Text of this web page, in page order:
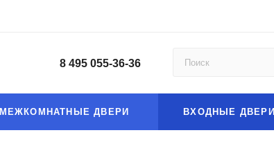
8 495 055-36-36
МЕЖКОМНАТНЫЕ ДВЕРИ ВХОДНЫЕ ДВЕРИ